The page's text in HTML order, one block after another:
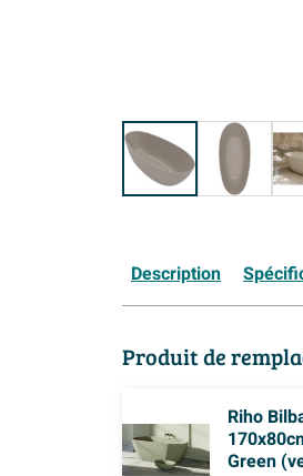
Description
Produit de
Riho
Green